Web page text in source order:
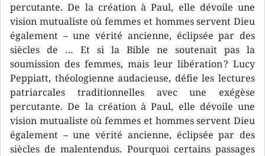
percutante. De la création à Paul, elle dévoile une
vision mutualiste où femmes et hommes servent Dieu
également – une vérité ancienne, éclipsée par des
siècles de … Et si la Bible ne soutenait pas la
soumission des femmes, mais leur libération ? Lucy
Peppiatt, théologienne audacieuse, défie les lectures
patriarcales traditionnelles avec une exégèse
percutante. De la création à Paul, elle dévoile une
vision mutualiste où femmes et hommes servent Dieu
également – une vérité ancienne, éclipsée par des
siècles de malentendus. Pourquoi certains passages